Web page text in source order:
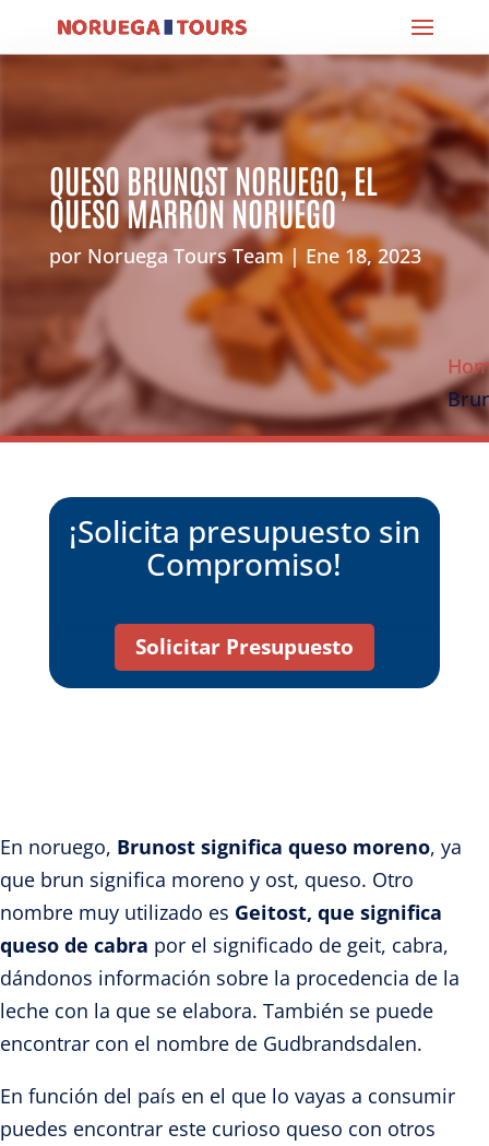
QUESO BRUNOST NORUEGO, EL
QUESO MARRÓN NORUEGO
por Noruega Tours Team Ene 18, 2023
¡Solicita presupuesto sin
Compromiso!
Solicitar Presupuesto
En noruego, Brunost significa queso moreno, ya
que brun significa moreno y ost, queso. Otro
nombre muy utilizado es Geitost, que significa
queso de cabra por el significado de geit, cabra,
dándonos información sobre la procedencia de la
leche con la que se elabora. También se puede
encontrar con el nombre de Gudbrandsdalen.
En función del país en el que lo vayas a consumir
puedes encontrar este curioso queso con otros